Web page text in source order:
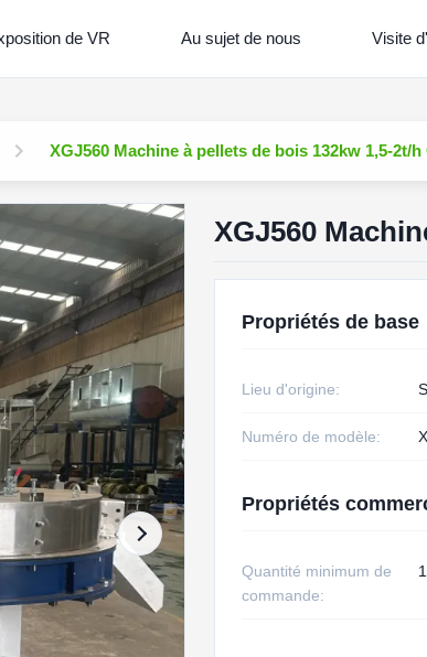
de VR Au sujet de nous Visite
XGJ560 Machine à pellets de bois 132kw 1,5-2t/h
XGJ560
Propriétés de base
Lieu d'origine:
Numéro de modèle:
Propriétés
Quantité minimum de
commande: